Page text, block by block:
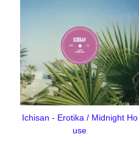
Ichisan - Erotika / Midnight Ho
use